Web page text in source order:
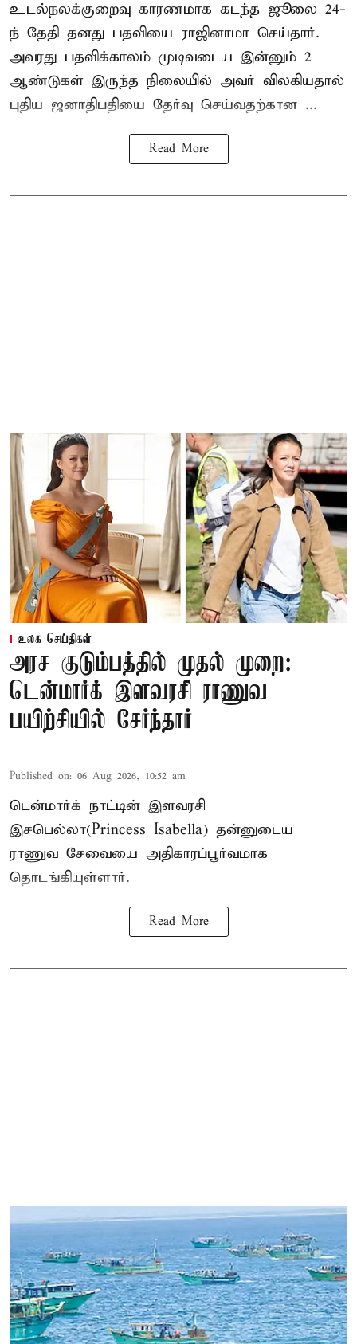
உடல்நலக்குறைவு காரணமாக கடந்த ஜூலை 24-
ந் தேதி தனது பதவியை ராஜினாமா செய்தார்.
அவரது பதவிக்காலம் முடிவடைய இன்னும் 2
ஆண்டுகள் இருந்த நிலையில் அவர் விலகியதால்
புதிய ஜனாதிபதியை தேர்வு செய்வதற்கான ...
Read More
உலக செய்திகள்
அரச குடும்பத்தில் முதல் முறை:
டென்மார்க் இளவரசி ராணுவ
பயிற்சியில் சேர்ந்தார்
Published on: 06 Aug 2026, 10:52 am
டென்மார்க் நாட்டின் இளவரசி
இசபெல்லா(Princess Isabella) தன்னுடைய
ராணுவ சேவையை அதிகாரப்பூர்வமாக
தொடங்கியுள்ளார்.
Read More